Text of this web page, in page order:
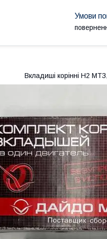
Вкладиші корінні Н2